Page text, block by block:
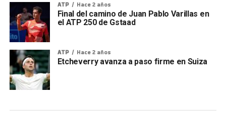
ATP Hace 2 años
Final del camino de Juan Pablo Varillas en
el ATP 250 de Gstaad
ATP Hace 2 años
Etcheverry avanza a paso firme en Suiza